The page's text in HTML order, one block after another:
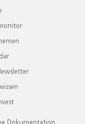
Dokumentation